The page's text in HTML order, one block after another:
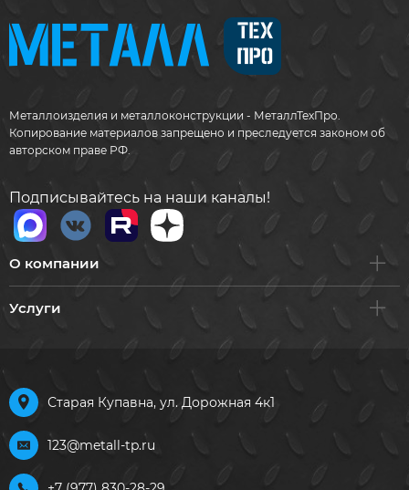
Металлоизделия и металлоконструкции - МеталлТехПро.
Копирование материалов запрещено и преследуется законом об
авторском праве РФ.
Подписывайтесь на наши каналы!
О компании
Услуги
Старая Купавна, ул. Дорожная 4к1
123@metall-tp.ru